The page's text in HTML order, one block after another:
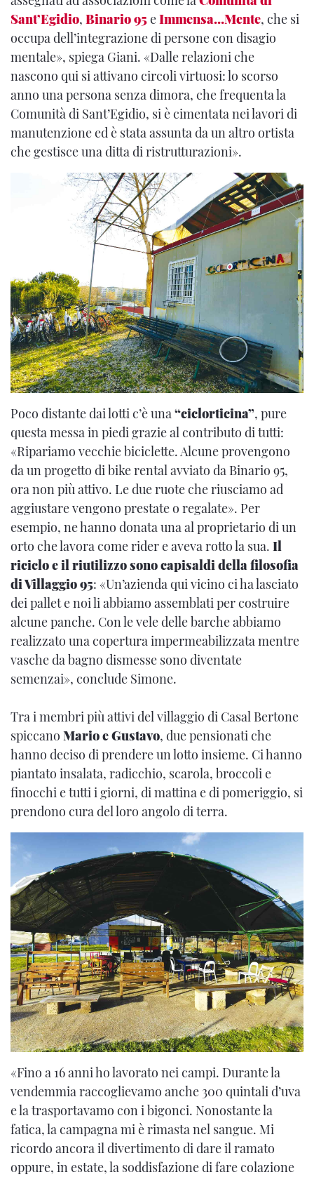
Sant’Egidio, Binario 95eImmensa…Mente, che si
occupa dell’integrazione di persone con disagio
mentale», spiega Giani. «Dalle relazioni che
nascono qui si attivano circoli virtuosi: lo scorso
anno una persona senza dimora, che frequenta la
Comunità di Sant’Egidio, si è cimentata nei lavori di
manutenzione ed è stata assunta da un altro ortista
che gestisce una ditta di ristrutturazioni».
Poco distante dai lotti c’è una “ciclorticina”, pure
questa messa in piedi grazie al contributo di tutti:
«Ripariamo vecchie biciclette. Alcune provengono
da un progetto di bike rental avviato da Binario 95,
ora non più attivo. Le due ruote che riusciamo ad
aggiustare vengono prestate o regalate». Per
esempio, ne hanno donata una al proprietario di un
orto che lavora come rider e aveva rotto la sua. Il
riciclo e il riutilizzo sono capisaldi della filosofia
di Villaggio 95: «Un’azienda qui vicino ci ha lasciato
dei pallet e noi li abbiamo assemblati per costruire
alcune panche. Con le vele delle barche abbiamo
realizzato una copertura impermeabilizzata mentre
vasche da bagno dismesse sono diventate
semenzai», conclude Simone.
Tra i membri più attivi del villaggio di Casal Bertone
spiccano Mario e Gustavo, due pensionati che
hanno deciso di prendere un lotto insieme. Ci hanno
piantato insalata, radicchio, scarola, broccoli e
finocchi e tutti i giorni, di mattina e di pomeriggio, si
prendono cura del loro angolo di terra.
«Fino a 16 anni ho lavorato nei campi. Durante la
vendemmia raccoglievamo anche 300 quintali d’uva
e la trasportavamo con i bigonci. Nonostante la
fatica, la campagna mi è rimasta nel sangue. Mi
ricordo ancora il divertimento di dare il ramato
oppure, in estate, la soddisfazione di fare colazione